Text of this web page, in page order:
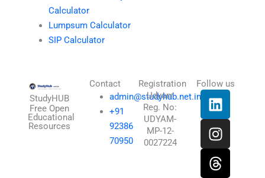
Calculator
Lumpsum Calculator
SIP Calculator
StudyHUB
Free Open
Educational
Resources
Contact
admin@studyhub.net.in
+91
92386
70950
Registration
Udyam
Reg. No:
UDYAM-
MP-12-
0027224
Follow us
L
i
n
k
e
d
I
n
s
t
a
g
T
h
r
e
a
d
X
-
t
w
i
t